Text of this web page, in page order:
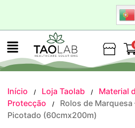
Loja
Início / Loja Taolab /
Material
Protecção
/
Rolos de
Picotado (60cmx200m)